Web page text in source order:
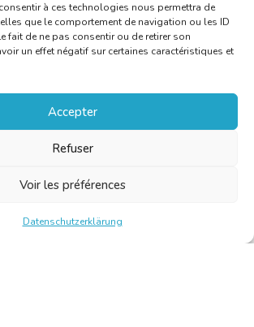
à ces technologies nous permettra de
que le comportement de navigation ou les ID
fait de ne pas consentir ou de retirer son
un effet négatif sur certaines caractéristiques et
Accepter
Refuser
Voir les préférences
Datenschutzerklärung